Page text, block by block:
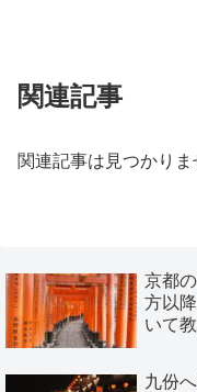
関連記事
関連記事は見つかりま
京都
方以
いて
九份